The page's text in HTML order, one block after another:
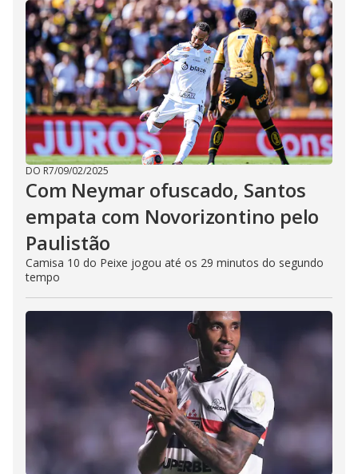
DO R7/09/02/2025
Com Neymar ofuscado, Santos
empata com Novorizontino pelo
Paulistão
Camisa 10 do Peixe jogou até os 29 minutos do segundo
tempo